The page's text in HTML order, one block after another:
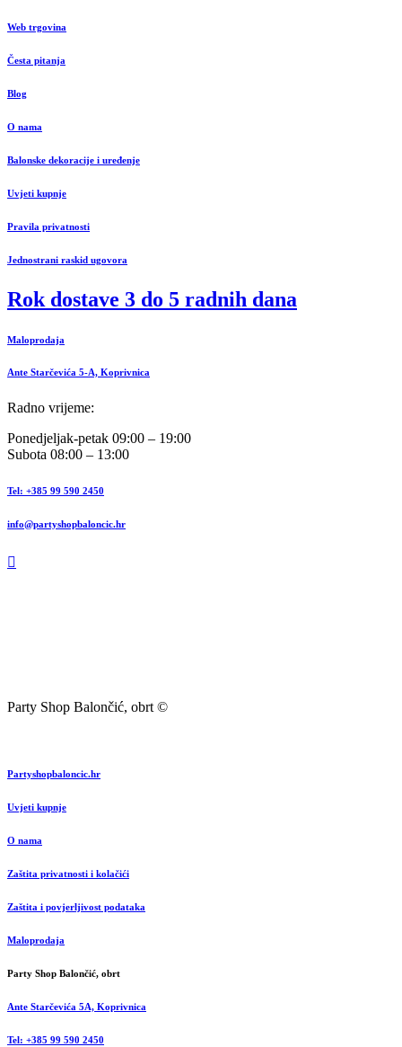
Web trgovina
Česta pitanja
Blog
O nama
Balonske dekoracije i uređenje
Uvjeti kupnje
Pravila privatnosti
Jednostrani raskid ugovora
Rok dostave 3 do 5 radnih dana
Maloprodaja
Ante Starčevića 5-A, Koprivnica
Radno vrijeme:
Ponedjeljak-petak 09:00 – 19:00
Subota 08:00 – 13:00
Tel: +385 99 590 2450
info@partyshopbaloncic.hr
Party Shop Balončić, obrt ©
Partyshopbaloncic.hr
Uvjeti kupnje
O nama
Zaštita privatnosti i kolačići
Zaštita i povjerljivost podataka
Maloprodaja
Party Shop Balončić, obrt
Ante Starčevića 5A, Koprivnica
Tel: +385 99 590 2450